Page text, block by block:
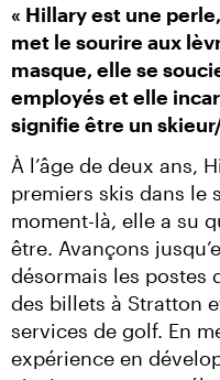
« Hillary est une
met le sourire aux
masque, elle se
employés et elle
signifie être un
À l’âge de deux ans,
premiers skis dans le
moment-là, elle a su
être. Avançons
désormais les postes
des billets à Stratton
services de golf. En
expérience en